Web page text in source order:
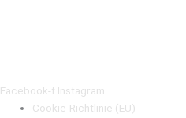
Facebook-f Instagram
Cookie-Richtlinie (EU)